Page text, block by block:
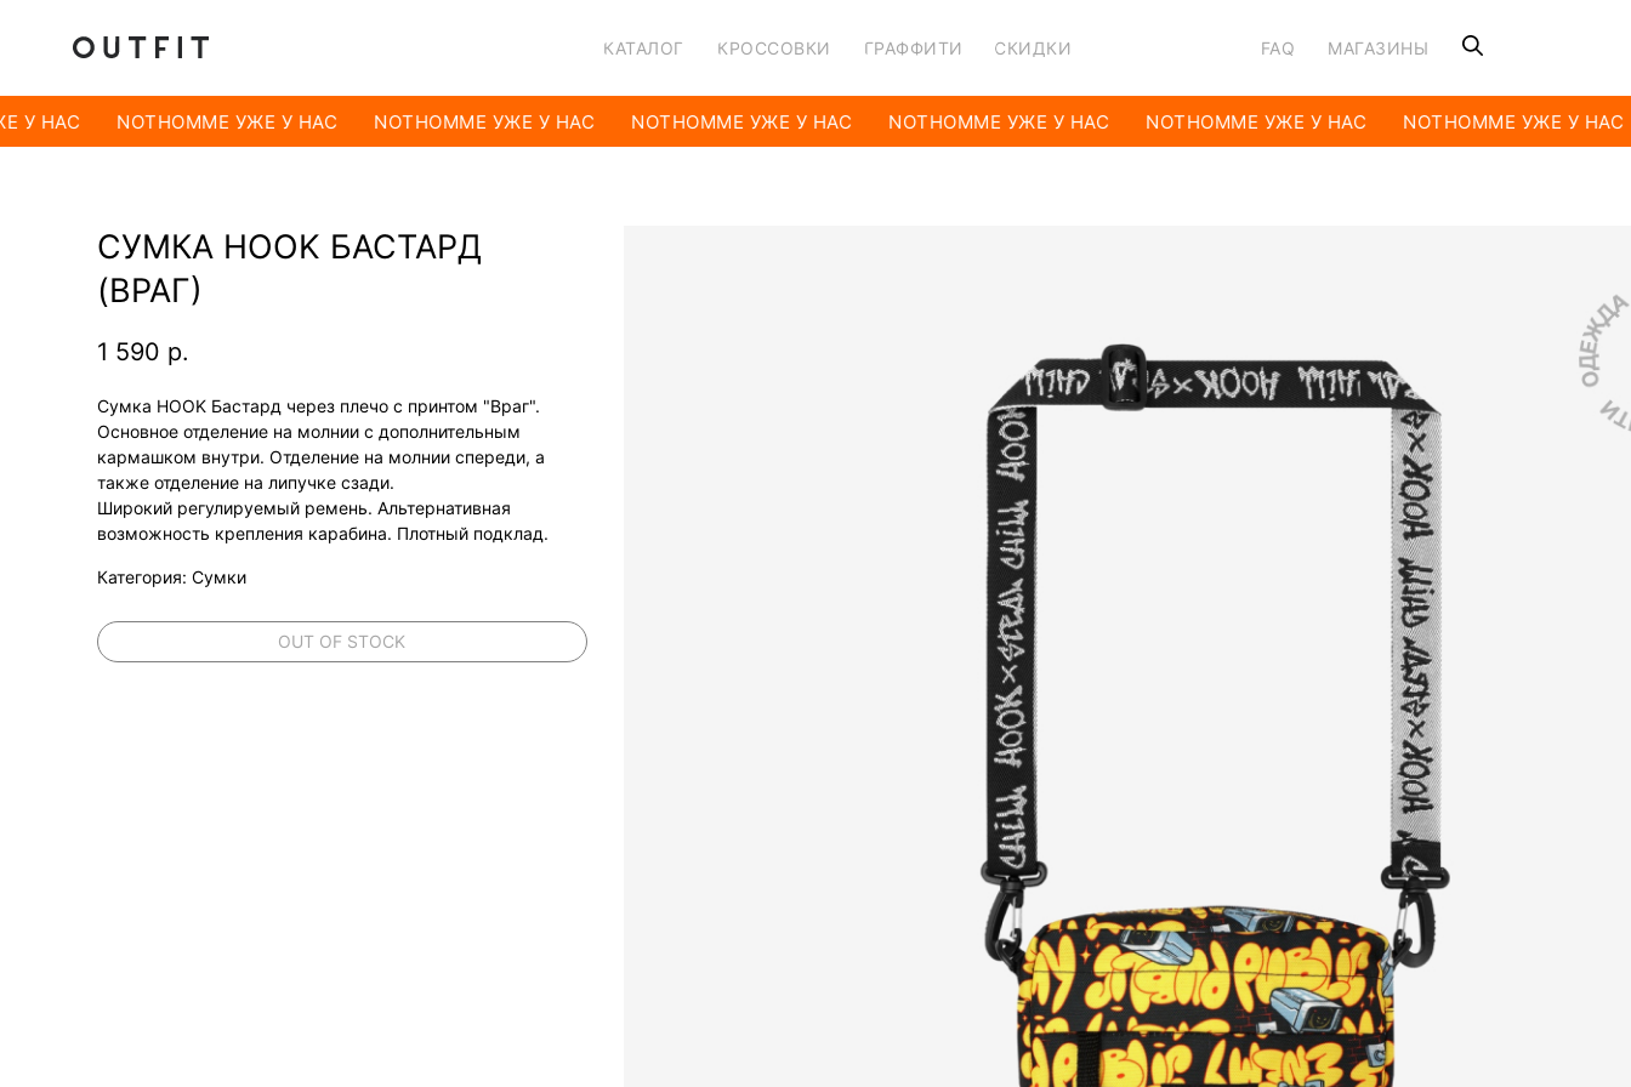
КАТАЛОГ КРОССОВКИ ГРАФФИТИ СКИДКИ FAQ МАГАЗИНЫ
У НАС NOTHOMME УЖЕ У НАС NOTHOMME УЖЕ У НАС NOTHOMME УЖЕ У НАС NOTHOMME УЖЕ У НАС NOTHOMME УЖЕ У НАС NOTHOMME УЖЕ У НАС
СУМКА HOOK БАСТАРД
(ВРАГ)
1 590 р.
OUT OF STOCK
Сумка HOOK Бастард через плечо с принтом "Враг".
Основное отделение на молнии с дополнительным
кармашком внутри. Отделение на молнии спереди, а
также отделение на липучке сзади.
Широкий регулируемый ремень. Альтернативная
возможность крепления карабина. Плотный подклад.
Категория: Сумки